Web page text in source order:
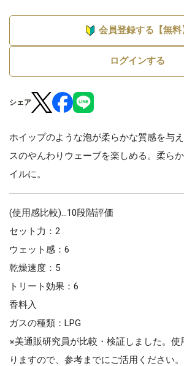
会員登録する【無料
ログインする
シェア
ホイップのような泡が柔らかな質感を与
スのやんわりウェーブを楽しめる。柔ら
イルに。
(使用感比較)…10段階評価
セット力：2
ウェット感：6
乾燥速度：5
トリート効果：6
香料入
ガスの種類：LPG
※美通販研究員が比較・検証しました。使
りますので、参考までにご活用ください。